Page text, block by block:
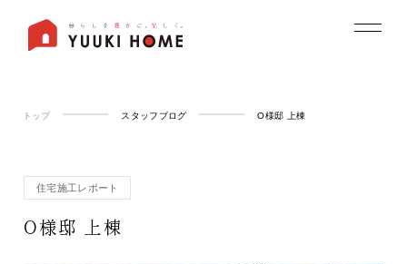
トップ スタッフブログ O様邸 上棟
住宅施工レポート
O様邸 上棟